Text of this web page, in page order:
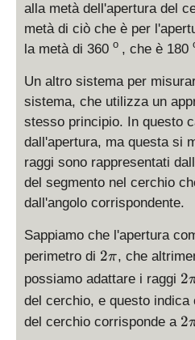
alla metà dell'apertura del
metà di ciò che è per
la metà di 360 o , che è 180
Un altro sistema per
sistema, che utilizza un
stesso principio. In questo
dall'apertura, ma questa si
raggi sono rappresentati
del segmento nel cerchio
dall'angolo corrispondente.
Sappiamo che l'apertura
perimetro di 2
\
i
2π, che
possiamo adattare i raggi 2
\
p
i
2
del cerchio, e questo indica
del cerchio corrisponde a 2
2